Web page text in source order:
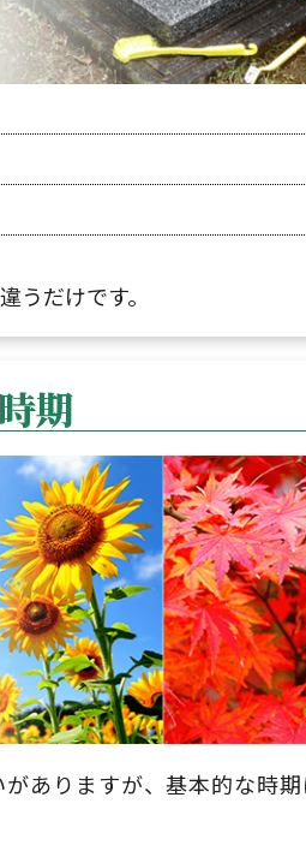
うだけです。
期
ありますが、基本的な時